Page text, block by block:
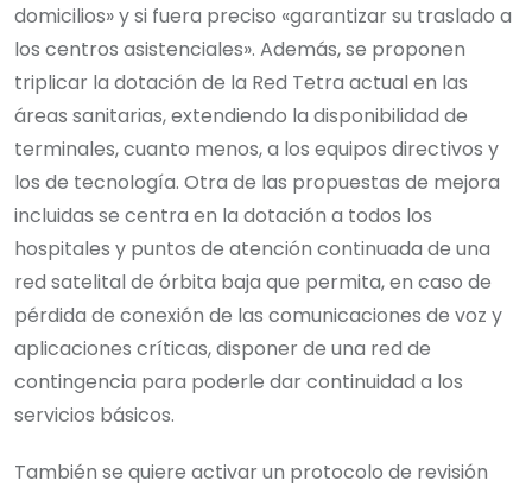
domicilios» y si fuera preciso «garantizar su traslado a
los centros asistenciales». Además, se proponen
triplicar la dotación de la Red Tetra actual en las
áreas sanitarias, extendiendo la disponibilidad de
terminales, cuanto menos, a los equipos directivos y
los de tecnología. Otra de las propuestas de mejora
incluidas se centra en la dotación a todos los
hospitales y puntos de atención continuada de una
red satelital de órbita baja que permita, en caso de
pérdida de conexión de las comunicaciones de voz y
aplicaciones críticas, disponer de una red de
contingencia para poderle dar continuidad a los
servicios básicos.
También se quiere activar un protocolo de revisión